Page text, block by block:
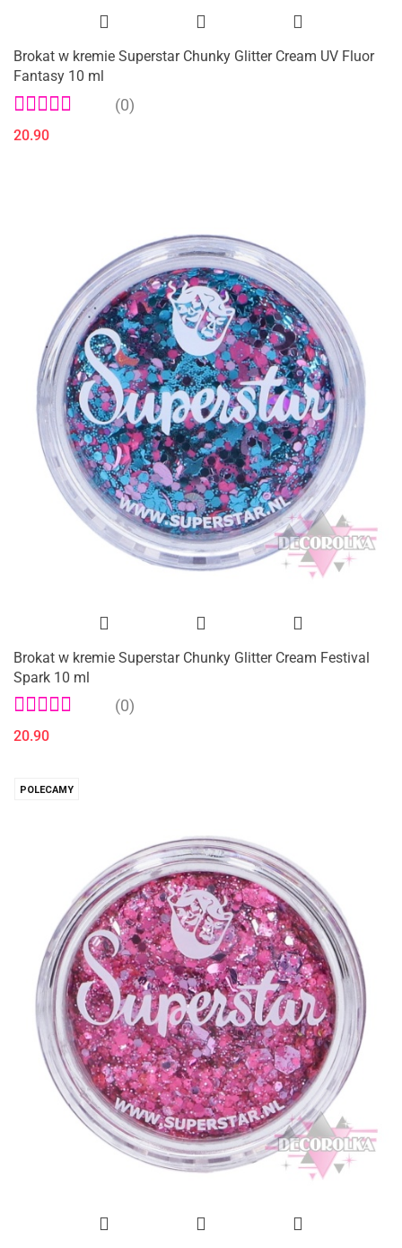
Brokat w kremie Superstar Chunky Glitter Cream UV Fluor
Fantasy 10 ml
(0)
20.90
Brokat w kremie Superstar Chunky Glitter Cream Festival
Spark 10 ml
(0)
20.90
POLECAMY